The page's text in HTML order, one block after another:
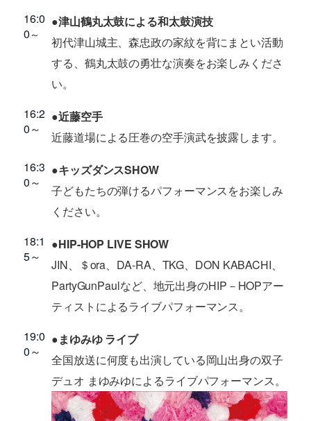
16:0
0 ～
●津山鶴丸太鼓による和太鼓演技
初代津山城主、森忠政の家紋を背にまとい活動
する、鶴丸太鼓の勇壮な演奏をお楽しみくださ
い。
16:2
0～
●近藤空手
近藤道場による圧巻の空手演武を披露します。
16:3
0～
●キッズダンスSHOW
子どもたちの弾けるパフォーマンスをお楽しみ
ください。
18:1
5～
●HIP-HOP LIVE SHOW
JIN、＄ora、DA-RA、TKG、DON KABACHI、
PartyGunPaulなど、地元出身のHIP－HOPアー
ティストによるライブパフォーマンス。
19:0
0～
●まゆみゆ ライブ
全国放送に何度も出演している岡山出身の双子
デュオ まゆみゆによるライブパフォーマンス。